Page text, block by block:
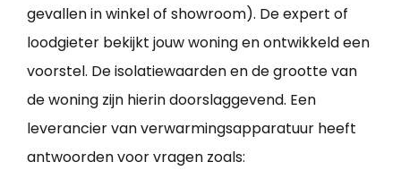
gevallen in winkel of showroom). De expert of
loodgieter bekijkt jouw woning en ontwikkeld een
voorstel. De isolatiewaarden en de grootte van
de woning zijn hierin doorslaggevend. Een
leverancier van verwarmingsapparatuur heeft
antwoorden voor vragen zoals: